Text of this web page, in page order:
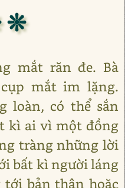
❊
mắt răn đe. Bà
mắt im lặng.
loàn, có thể sắn
kì ai vì một đồng
tràng những lời
bất kì người láng
tới bản thân hoặc